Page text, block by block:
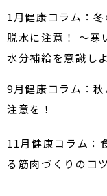
1月健康コラム：
脱水に注意！ 〜寒
水分補給を意識し
9月健康コラム：秋
注意を！
11月健康コラム：
る筋肉づくりのコツ